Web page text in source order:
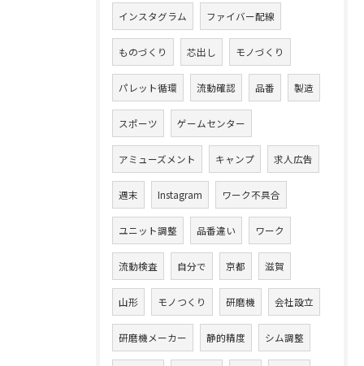
インスタグラム ファイバー配線
ものづくり 芯出し モノづくり
パレット循環 流動確認 品番 製造
スポーツ ゲームセンター
アミューズメント キャンプ 求人広告
週末 Instagram ワーク不具合
ユニット調整 品番違い ワーク
流動検査 自分で 京都 滋賀
山形 モノつくり 研磨機 会社設立
研磨機メーカー 静的精度 シム調整